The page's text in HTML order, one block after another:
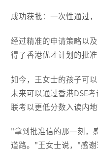
成功获批：一次性通过
经过精准的申请策略以
得了香港优才计划的批
如今，王女士的孩子可
未来可以通过香港DSE
联考以更低分数入读内地
"拿到批准信的那一刻，
道路。"王女士说，"感